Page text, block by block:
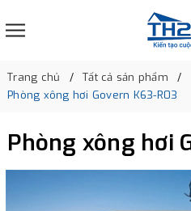
Trang chủ
Tất cả sản phẩm
Phòng xông hơi Govern K63-R03
Phòng xông hơi